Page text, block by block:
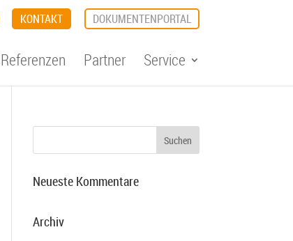
KONTAKT DOKUMENTENPORTAL
Referenzen Partner Service
Neueste Kommentare
Archiv